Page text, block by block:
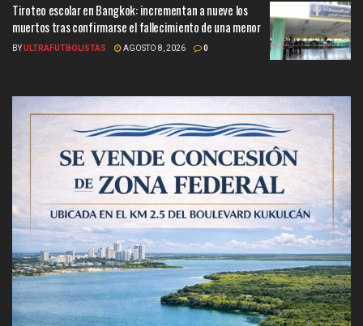
Tiroteo escolar en Bangkok: incrementan a nueve los
muertos tras confirmarse el fallecimiento de una menor
BYULTRAFUTBOLISTAS AGOSTO 8, 2026 0